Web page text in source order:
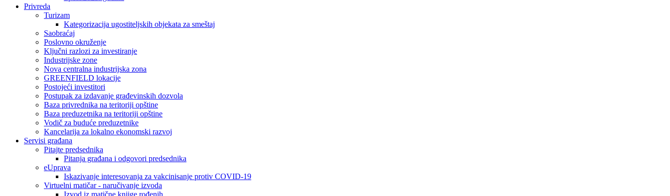
Privreda
Turizam
Kategorizacija ugostiteljskih objekata za smeštaj
Saobraćaj
Poslovno okruženje
Ključni razlozi za investiranje
Industrijske zone
Nova centralna industrijska zona
GREENFIELD lokacije
Postojeći investitori
Postupak za izdavanje građevinskih dozvola
Baza privrednika na teritoriji opštine
Baza preduzetnika na teritoriji opštine
Vodič za buduće preduzetnike
Kancelarija za lokalno ekonomski razvoj
Servisi građana
Pitajte predsednika
Pitanja građana i odgovori predsednika
eUprava
Iskazivanje interesovanja za vakcinisanje protiv COVID-19
Virtuelni matičar - naručivanje izvoda
Izvod iz matične knjige rođenih